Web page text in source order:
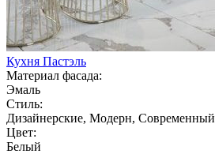
Кухня Пастэль
Материал фасада:
Эмаль
Стиль:
Дизайнерские, Модерн, Современный
Цвет:
Белый